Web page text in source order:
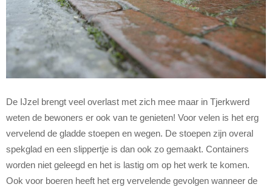
De IJzel brengt veel overlast met zich mee maar in Tjerkwerd
weten de bewoners er ook van te genieten! Voor velen is het erg
vervelend de gladde stoepen en wegen. De stoepen zijn overal
spekglad en een slippertje is dan ook zo gemaakt. Containers
worden niet geleegd en het is lastig om op het werk te komen.
Ook voor boeren heeft het erg vervelende gevolgen wanneer de